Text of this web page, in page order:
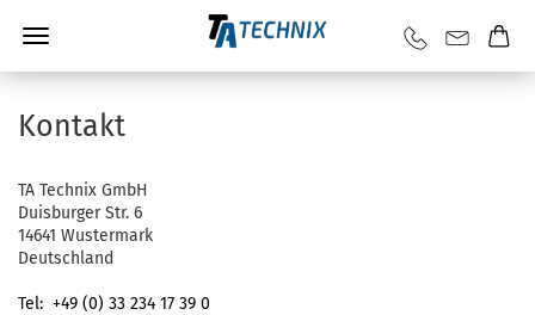
Kontakt
TA Technix GmbH
Duisburger Str. 6
14641 Wustermark
Deutschland
Tel: +49 (0) 33 234 17 39 0